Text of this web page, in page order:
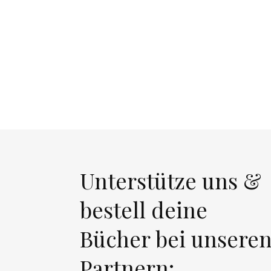
Unterstütze uns &
bestell deine
Bücher bei